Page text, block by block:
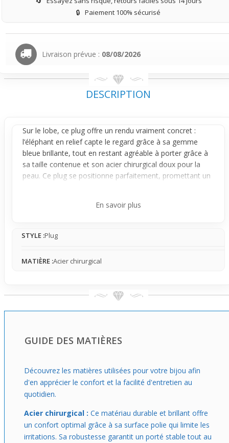
🔒 Paiement 100% sécurisé
Livraison prévue : 08/08/2026
DESCRIPTION
Sur le lobe, ce plug offre un rendu vraiment concret :
l’éléphant en relief capte le regard grâce à sa gemme
bleue brillante, tout en restant agréable à porter grâce à
sa taille contenue et son acier chirurgical doux pour la
peau. Ce plug se positionne parfaitement, promettant un
gemme bleue qui apporte une touche de couleur subtile.
touche de bleu crée un effet esthétique fort, sans tomber
Si tu cherches un bijou qui ajoute une vraie personnalité à
plus audacieux. N’oublie pas, il est vendu à l’unité, parfait
En savoir plus
STYLE :Plug
MATIÈRE :Acier chirurgical
GUIDE DES MATIÈRES
Découvrez les matières utilisées pour votre bijou afin
d'en apprécier le confort et la facilité d'entretien au
quotidien.
Acier chirurgical : Ce matériau durable et brillant offre
un confort optimal grâce à sa surface polie qui limite les
irritations. Sa robustesse garantit un porté stable tout au